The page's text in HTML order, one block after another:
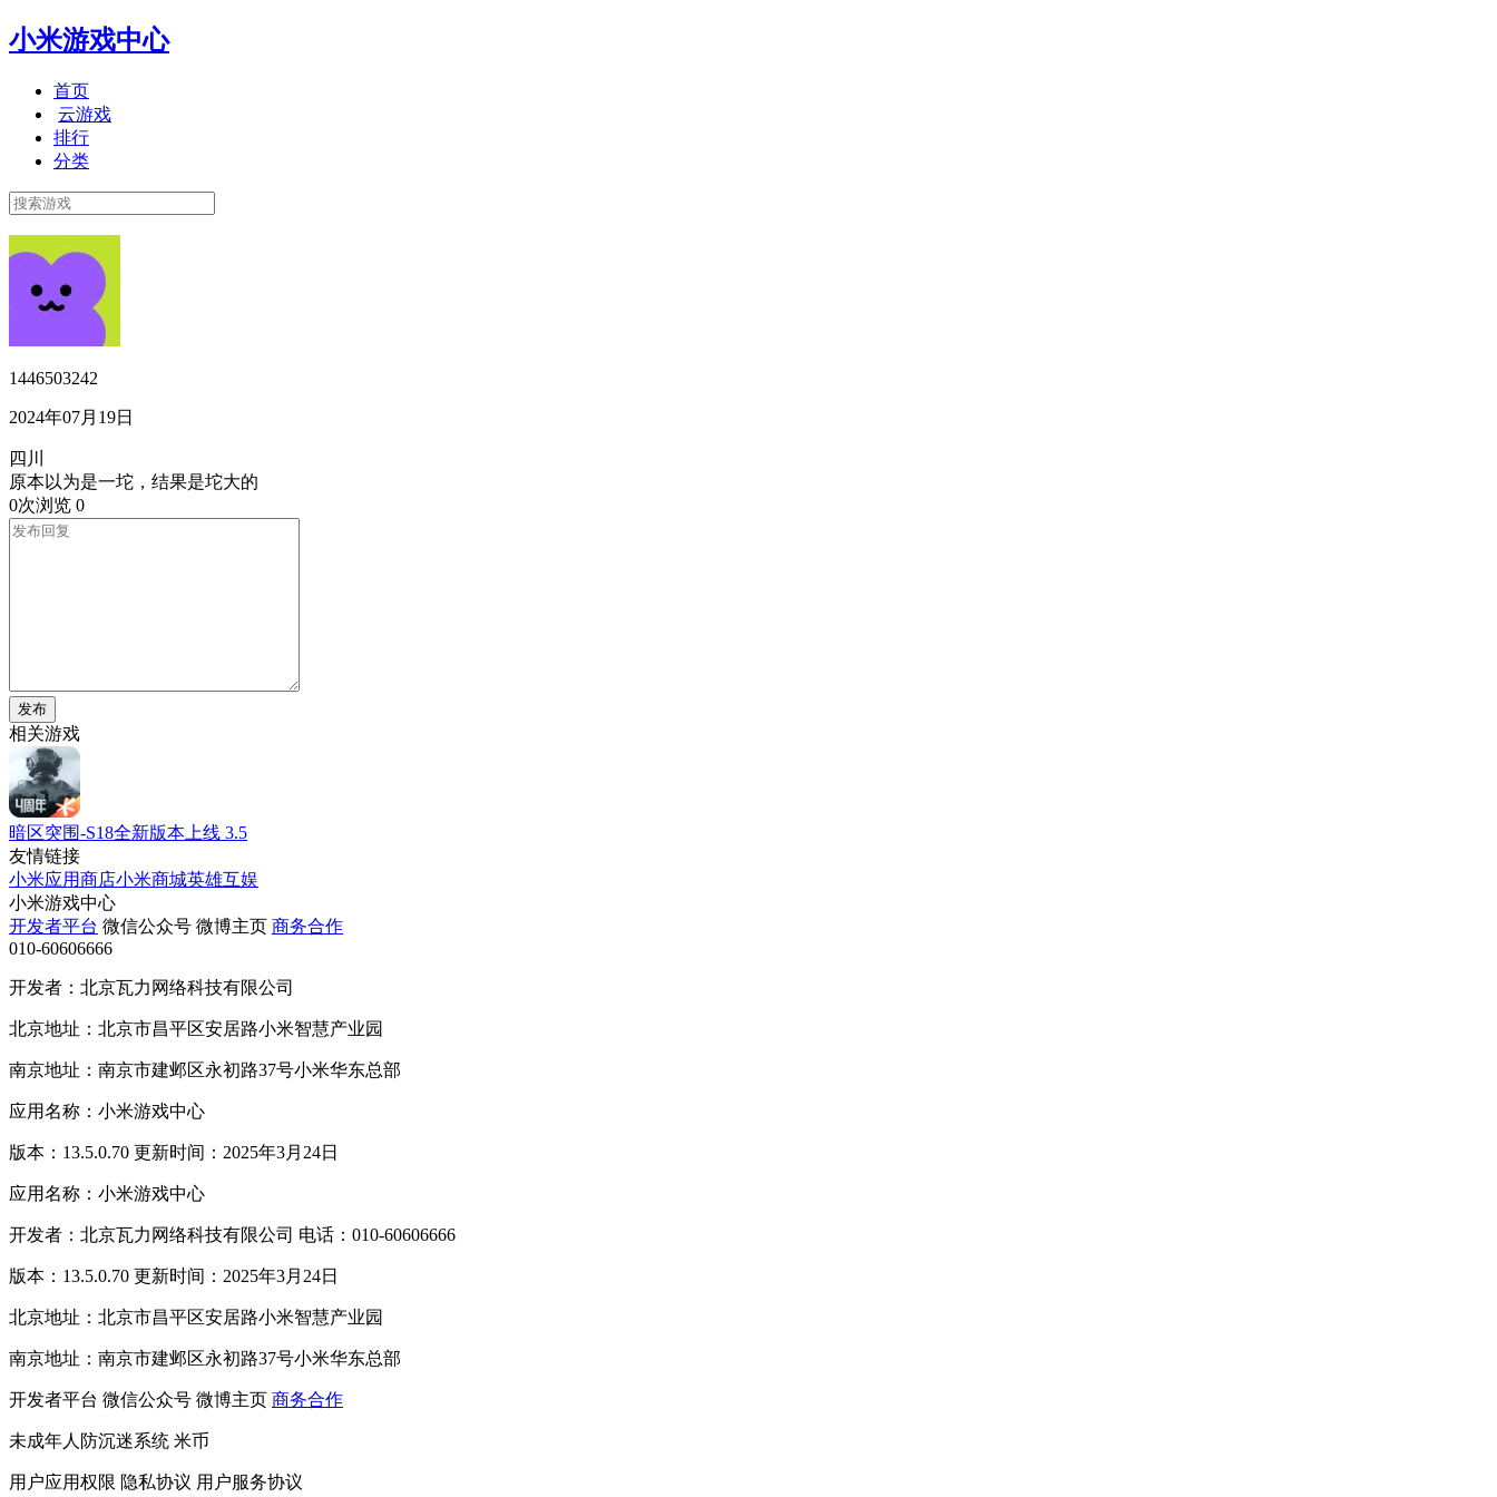
小米游戏中心
首页
云游戏
排行
分类
1446503242
2024年07月19日
四川
原本以为是一坨，结果是坨大的
0次浏览 0
发布
相关游戏
暗区突围-S18全新版本上线 3.5
友情链接
小米应用商店小米商城英雄互娱
小米游戏中心
开发者平台 微信公众号 微博主页 商务合作
010-60606666
开发者：北京瓦力网络科技有限公司
北京地址：北京市昌平区安居路小米智慧产业园
南京地址：南京市建邺区永初路37号小米华东总部
应用名称：小米游戏中心
版本：13.5.0.70 更新时间：2025年3月24日
应用名称：小米游戏中心
开发者：北京瓦力网络科技有限公司 电话：010-60606666
版本：13.5.0.70 更新时间：2025年3月24日
北京地址：北京市昌平区安居路小米智慧产业园
南京地址：南京市建邺区永初路37号小米华东总部
开发者平台 微信公众号 微博主页 商务合作
未成年人防沉迷系统 米币
用户应用权限 隐私协议 用户服务协议